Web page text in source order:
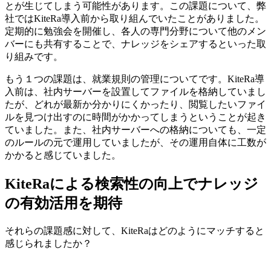
とが生じてしまう可能性があります。この課題について、弊
社ではKiteRa導入前から取り組んでいたことがありました。
定期的に勉強会を開催し、各人の専門分野について他のメン
バーにも共有することで、ナレッジをシェアするといった取
り組みです。
もう１つの課題は、就業規則の管理についてです。KiteRa導
入前は、社内サーバーを設置してファイルを格納していまし
たが、どれが最新か分かりにくかったり、閲覧したいファイ
ルを見つけ出すのに時間がかかってしまうということが起き
ていました。また、社内サーバーへの格納についても、一定
のルールの元で運用していましたが、その運用自体に工数が
かかると感じていました。
KiteRaによる検索性の向上でナレッジ
の有効活用を期待
それらの課題感に対して、KiteRaはどのようにマッチすると
感じられましたか？